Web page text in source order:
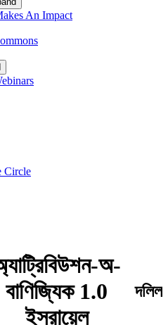
An Impact
Circle
অ-
বাণিজ্যিক 1.0
ইসরায়েল
দলিল